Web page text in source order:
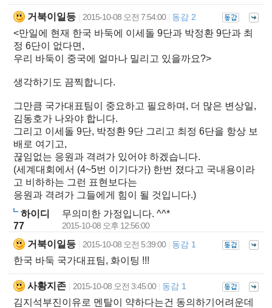
거북이일등 2015-10-08 오전 7:54:00 동감 2
<만일에 현재 한국 바둑에 이세돌 9단과 박정환 9단과 최
정 6단이 없다면,
우리 바둑이 중국에 얼마나 밀리고 있을까요?>
생각하기도 끔찍합니다.
그만큼 국가대표팀이 중요하고 필요하며, 더 많은 변상일,
김동호가 나와야 합니다.
그리고 이세돌 9단, 박정환 9단 그리고 최정 6단을 항상 보
배로 여기고,
끊임없는 응원과 격려가 있어야 하겠습니다.
(세계대회에서 (4~5번 이기다가) 한번 졌다고 국내용이라
고 비하하는 그런 표현보다는
응원과 격려가 그들에게 힘이 될 것입니다.)
하이디
77
무의미한 가정입니다. ^^*
2015-10-08 오후 12:56:00
거북이일등 2015-10-08 오전 5:39:00 동감 1
한국 바둑 국가대표팀, 화이팅 !!!
사황지존 2015-10-08 오전 3:45:00 동감 1
김지석부진이유로 멘탈이 약하다는건 동의하기어려운데